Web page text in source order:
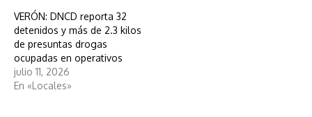
VERÓN: DNCD reporta 32
detenidos y más de 2.3 kilos
de presuntas drogas
ocupadas en operativos
julio 11, 2026
En «Locales»